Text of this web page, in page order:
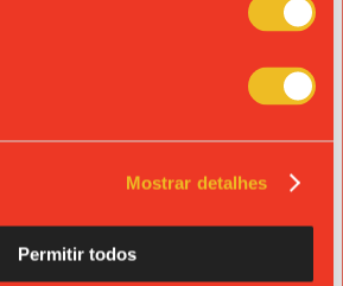
Mostrar detalhes
Permitir todos- 29 DE MAIO